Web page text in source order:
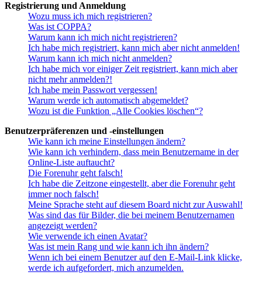
Registrierung und Anmeldung
Wozu muss ich mich registrieren?
Was ist COPPA?
Warum kann ich mich nicht registrieren?
Ich habe mich registriert, kann mich aber nicht anmelden!
Warum kann ich mich nicht anmelden?
Ich habe mich vor einiger Zeit registriert, kann mich aber
nicht mehr anmelden?!
Ich habe mein Passwort vergessen!
Warum werde ich automatisch abgemeldet?
Wozu ist die Funktion „Alle Cookies löschen“?
Benutzerpräferenzen und -einstellungen
Wie kann ich meine Einstellungen ändern?
Wie kann ich verhindern, dass mein Benutzername in der
Online-Liste auftaucht?
Die Forenuhr geht falsch!
Ich habe die Zeitzone eingestellt, aber die Forenuhr geht
immer noch falsch!
Meine Sprache steht auf diesem Board nicht zur Auswahl!
Was sind das für Bilder, die bei meinem Benutzernamen
angezeigt werden?
Wie verwende ich einen Avatar?
Was ist mein Rang und wie kann ich ihn ändern?
Wenn ich bei einem Benutzer auf den E-Mail-Link klicke,
werde ich aufgefordert, mich anzumelden.